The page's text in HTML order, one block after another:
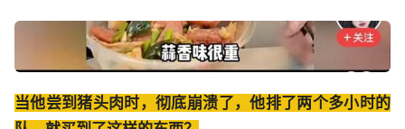
当他尝到猪头肉时，彻底崩溃了，他排了两个多小时的